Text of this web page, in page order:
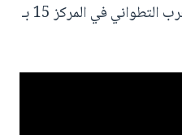
برصيد 27 نقطة، فيما ظل المغرب التطواني في المركز 15 بـ